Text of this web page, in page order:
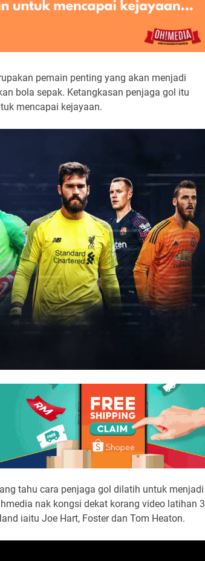
pemain penting yang akan menjadi
bola sepak. Ketangkasan penjaga gol itu
mencapai kejayaan.
tahu cara penjaga gol dilatih untuk menjadi
nak kongsi dekat korang video latihan 3
iaitu Joe Hart, Foster dan Tom Heaton.